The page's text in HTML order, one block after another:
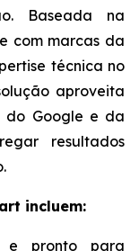
Baseada na
com marcas da
técnica no
aproveita
do Google e da
resultados
incluem:
e pronto para